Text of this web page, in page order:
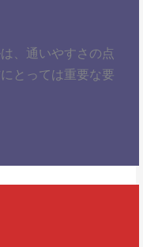
、通いやすさの点
とっては重要な要